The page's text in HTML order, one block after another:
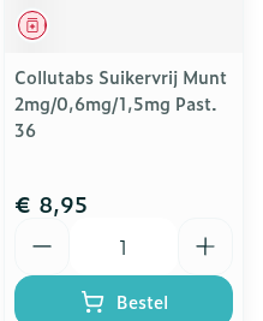
Geneesmiddel
Collutabs Suikervrij Munt
2mg/0,6mg/1,5mg Past.
36
€ 8,95
Bestel